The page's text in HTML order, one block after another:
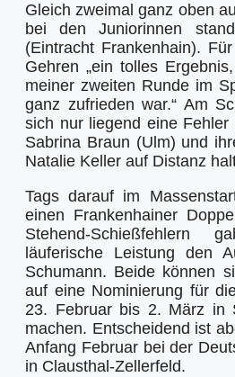
Gleich zweimal ganz oben
bei den Juniorinnen
(Eintracht Frankenhain).
Gehren „ein tolles
meiner zweiten Runde im
ganz zufrieden war.“ Am
sich nur liegend eine
Sabrina Braun (Ulm) und
Natalie Keller auf Distanz
Tags darauf im
einen Frankenhainer
Stehend-Schießfehlern
läuferische Leistung den
Schumann. Beide können
auf eine Nominierung für
23. Februar bis 2. März in
machen. Entscheidend ist
Anfang Februar bei der
in Clausthal-Zellerfeld.